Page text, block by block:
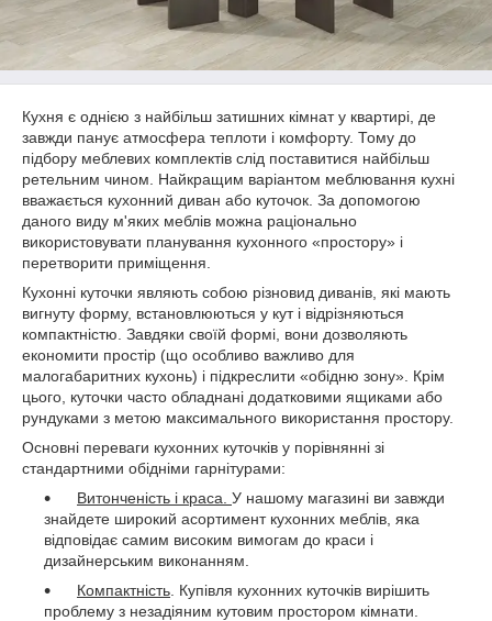
Кухня є однією з найбільш затишних кімнат у квартирі, де
завжди панує атмосфера теплоти і комфорту. Тому до
підбору меблевих комплектів слід поставитися найбільш
ретельним чином. Найкращим варіантом меблювання кухні
вважається кухонний диван або куточок. За допомогою
даного виду м'яких меблів можна раціонально
використовувати планування кухонного «простору» і
перетворити приміщення.
Кухонні куточки являють собою різновид диванів, які мають
вигнуту форму, встановлюються у кут і відрізняються
компактністю. Завдяки своїй формі, вони дозволяють
економити простір (що особливо важливо для
малогабаритних кухонь) і підкреслити «обідню зону». Крім
цього, куточки часто обладнані додатковими ящиками або
рундуками з метою максимального використання простору.
Основні переваги кухонних куточків у порівнянні зі
стандартними обідніми гарнітурами:
Витонченість і краса. У нашому магазині ви завжди
знайдете широкий асортимент кухонних меблів, яка
відповідає самим високим вимогам до краси і
дизайнерським виконанням.
Компактність . Купівля кухонних куточків вирішить
проблему з незадіяним кутовим простором кімнати.